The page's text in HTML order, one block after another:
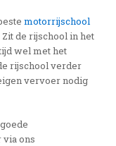
motorrijschool
de rijschool in het
wel met het
rijschool verder
vervoer nodig
via ons